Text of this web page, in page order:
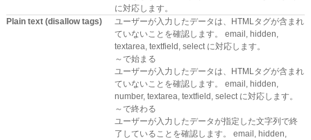
に対応します。
Plain text (disallow tags)
ユーザーが入力したデータは、HTMLタグが含まれ
ていないことを確認します。 email, hidden,
textarea, textfield, select に対応します。
～で始まる
ユーザーが入力したデータは、HTMLタグが含まれ
ていないことを確認します。 email, hidden,
number, textarea, textfield, select に対応します。
～で終わる
ユーザーが入力したデータが指定した文字列で終
了していることを確認します。 email, hidden,